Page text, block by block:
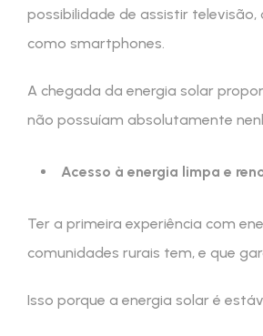
possibilidade de assistir
como smartphones.
A chegada da energia solar
não possuíam absolutamente
Acesso à energia limpa e
Ter a primeira experiência com
comunidades rurais tem, e que
Isso porque a energia solar é